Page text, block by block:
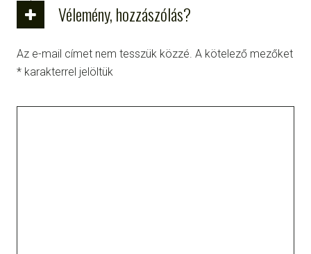
Vélemény, hozzászólás?
Az e-mail címet nem tesszük közzé. A kötelező mezőket
* karakterrel jelöltük